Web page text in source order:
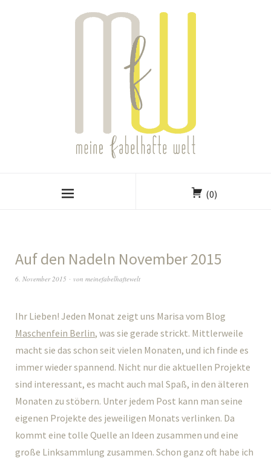
(0)
Auf den Nadeln November 2015
6. November 2015 von meinefabelhaftewelt
Ihr Lieben! Jeden Monat zeigt uns Marisa vom Blog
Maschenfein Berlin, was sie gerade strickt. Mittlerweile
macht sie das schon seit vielen Monaten, und ich finde es
immer wieder spannend. Nicht nur die aktuellen Projekte
sind interessant, es macht auch mal Spaß, in den älteren
Monaten zu stöbern. Unter jedem Post kann man seine
eigenen Projekte des jeweiligen Monats verlinken. Da
kommt eine tolle Quelle an Ideen zusammen und eine
große Linksammlung zusammen. Schon ganz oft habe ich